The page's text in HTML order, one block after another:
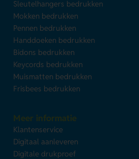
Sleutelhangers bedrukken
Mokken bedrukken
Pennen bedrukken
Handdoeken bedrukken
Bidons bedrukken
Keycords bedrukken
Muismatten bedrukken
Frisbees bedrukken
Meer informatie
Klantenservice
Digitaal aanleveren
Digitale drukproef